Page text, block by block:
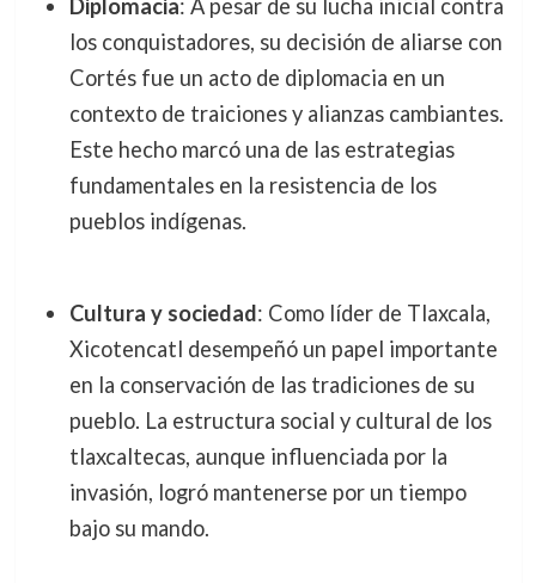
Diplomacia: A pesar de su lucha inicial contra
los conquistadores, su decisión de aliarse con
Cortés fue un acto de diplomacia en un
contexto de traiciones y alianzas cambiantes.
Este hecho marcó una de las estrategias
fundamentales en la resistencia de los
pueblos indígenas.
Cultura y sociedad: Como líder de Tlaxcala,
Xicotencatl desempeñó un papel importante
en la conservación de las tradiciones de su
pueblo. La estructura social y cultural de los
tlaxcaltecas, aunque influenciada por la
invasión, logró mantenerse por un tiempo
bajo su mando.